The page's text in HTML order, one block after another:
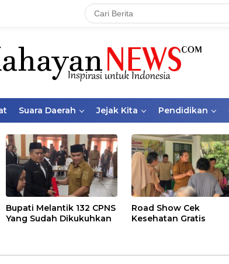
Suara Daerah Jejak Kita Pendidikan
Bupati Melantik 132 CPNS
Yang Sudah Dikukuhkan
Road Show Cek
Kesehatan Gratis